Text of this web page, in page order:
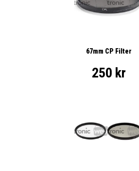
67mm CP Filter
250 kr